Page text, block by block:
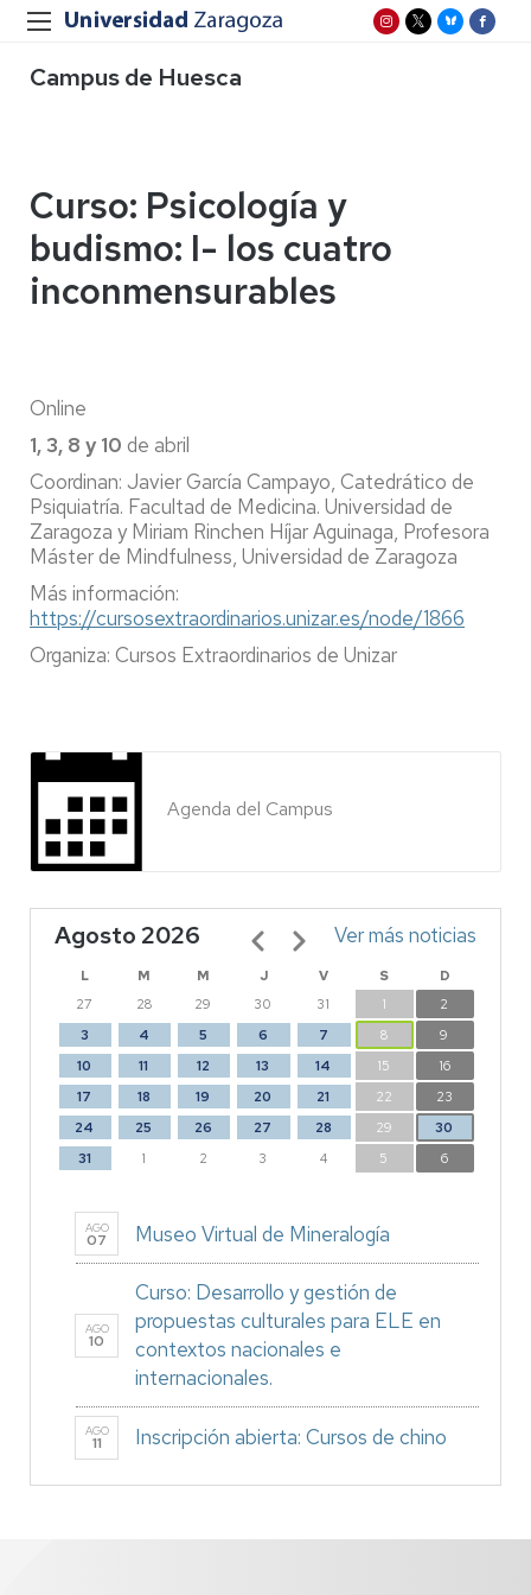
Campus de Huesca
Curso: Psicología y
budismo: I- los cuatro
inconmensurables
Online
1, 3, 8 y 10 de abril
Coordinan: Javier García Campayo, Catedrático de
Psiquiatría. Facultad de Medicina. Universidad de
Zaragoza y Miriam Rinchen Híjar Aguinaga, Profesora
Máster de Mindfulness, Universidad de Zaragoza
Más información:
https://cursosextraordinarios.unizar.es/node/1866
Organiza: Cursos Extraordinarios de Unizar
Agenda del Campus
Agosto 2026
L M M J V S
D
27
28 29 30 31 1
2
3
4 5 6 7 8
9
10
11 12 13 14 15
16
17
18 19 20 21 22
23
24
25 26 27 28 29
30
31
1 2 3 4 5 6
Paginación Ver más noticias
AGO
07 Museo Virtual de Mineralogía
AGO
10
Curso: Desarrollo y gestión de
propuestas culturales para ELE en
contextos nacionales e
internacionales.
AGO
11 Inscripción abierta: Cursos de chino